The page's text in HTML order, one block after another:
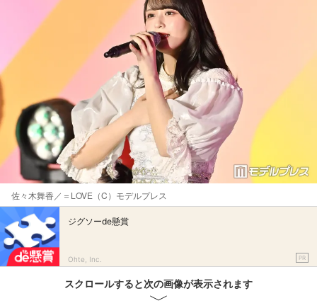
佐々木舞香／＝LOVE（C）モデルプレス
ジグソーde懸賞
Ohte, Inc. PR
スクロールすると次の画像が表示されます